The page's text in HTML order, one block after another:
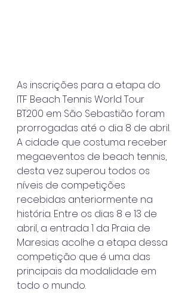
As inscrições para a etapa do
ITF Beach Tennis World Tour
BT200 em São Sebastião foram
prorrogadas até o dia 8 de abril.
A cidade que costuma receber
megaeventos de beach tennis,
desta vez superou todos os
níveis de competições
recebidas anteriormente na
história. Entre os dias 8 e 13 de
abril, a entrada 1 da Praia de
Maresias acolhe a etapa dessa
competição que é uma das
principais da modalidade em
todo o mundo.